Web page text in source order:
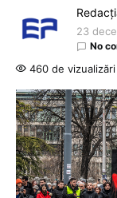
23
No
460 de vizualizări